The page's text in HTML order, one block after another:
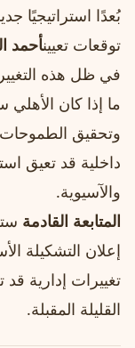
بُعدًا استراتيجيًا
توقعات تعيينأحمد
في ظل هذه
ما إذا كان
وتحقيق الطموحات
داخلية قد تعيق
والآسيوية.
المتابعة القادمة
إعلان التشكيلة
تغييرات إدارية
القليلة المقبلة.